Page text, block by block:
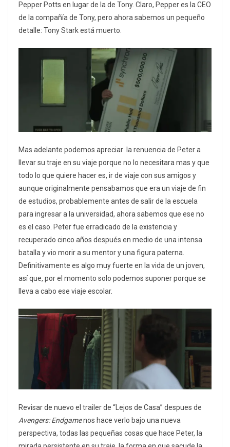
Pepper Potts en lugar de la de Tony. Claro, Pepper es la CEO
de la compañía de Tony, pero ahora sabemos un pequeño
detalle: Tony Stark está muerto.
Mas adelante podemos apreciar la renuencia de Peter a
llevar su traje en su viaje porque no lo necesitara mas y que
todo lo que quiere hacer es, ir de viaje con sus amigos y
aunque originalmente pensabamos que era un viaje de fin
de estudios, probablemente antes de salir de la escuela
para ingresar a la universidad, ahora sabemos que ese no
es el caso. Peter fue erradicado de la existencia y
recuperado cinco años después en medio de una intensa
batalla y vio morir a su mentor y una figura paterna.
Definitivamente es algo muy fuerte en la vida de un joven,
así que, por el momento solo podemos suponer porque se
lleva a cabo ese viaje escolar.
Revisar de nuevo el trailer de “Lejos de Casa” despues de
Avengers: Endgamenos hace verlo bajo una nueva
perspectiva, todas las pequeñas cosas que hace Peter, la